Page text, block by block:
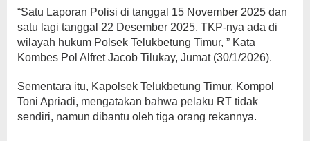
“Satu Laporan Polisi di tanggal 15 November 2025 dan
satu lagi tanggal 22 Desember 2025, TKP-nya ada di
wilayah hukum Polsek Telukbetung Timur, ” Kata
Kombes Pol Alfret Jacob Tilukay, Jumat (30/1/2026).
Sementara itu, Kapolsek Telukbetung Timur, Kompol
Toni Apriadi, mengatakan bahwa pelaku RT tidak
sendiri, namun dibantu oleh tiga orang rekannya.